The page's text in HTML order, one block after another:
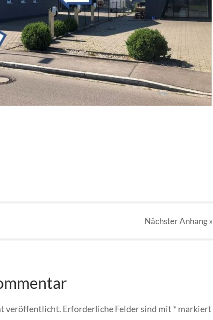
NächsterAnhang»
veröffentlicht. Erforderliche Felder sind mit * markiert